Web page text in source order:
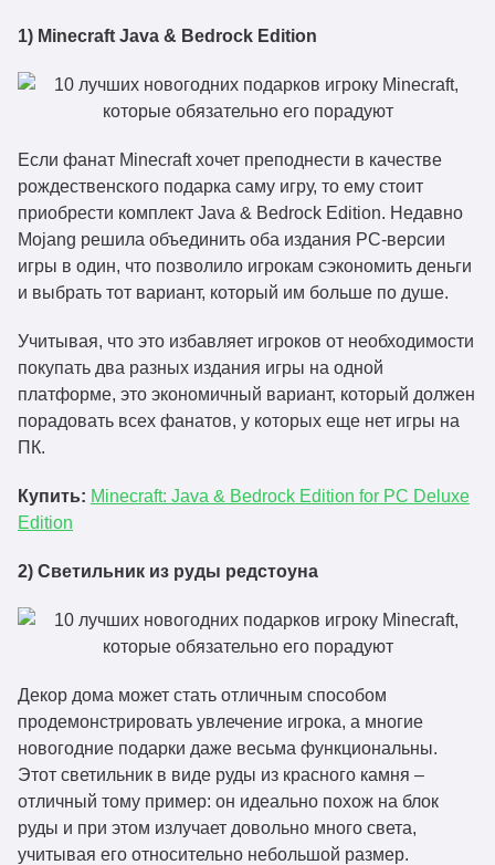
1) Minecraft Java & Bedrock Edition
Если фанат Minecraft хочет преподнести в качестве
рождественского подарка саму игру, то ему стоит
приобрести комплект Java & Bedrock Edition. Недавно
Mojang решила объединить оба издания PC-версии
игры в один, что позволило игрокам сэкономить деньги
и выбрать тот вариант, который им больше по душе.
Учитывая, что это избавляет игроков от необходимости
покупать два разных издания игры на одной
платформе, это экономичный вариант, который должен
порадовать всех фанатов, у которых еще нет игры на
ПК.
Купить: Minecraft: Java & Bedrock Edition for PC Deluxe
Edition
2) Светильник из руды редстоуна
Декор дома может стать отличным способом
продемонстрировать увлечение игрока, а многие
новогодние подарки даже весьма функциональны.
Этот светильник в виде руды из красного камня –
отличный тому пример: он идеально похож на блок
руды и при этом излучает довольно много света,
учитывая его относительно небольшой размер.